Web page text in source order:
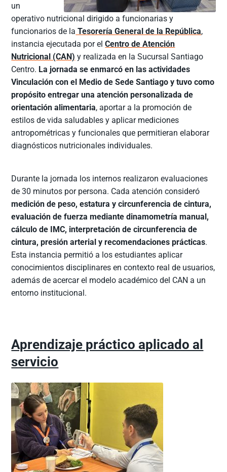
un
operativo nutricional dirigido a funcionarias y
funcionarios de la Tesorería General de la República,
instancia ejecutada por elCentro de Atención
Nutricional (CAN) y realizada en la Sucursal Santiago
Centro. La jornada se enmarcó en las actividades
Vinculación con el Medio de Sede Santiago y tuvo como
propósito entregar una atención personalizada de
orientación alimentaria, aportar a la promoción de
estilos de vida saludables y aplicar mediciones
antropométricas y funcionales que permitieran elaborar
diagnósticos nutricionales individuales.
Durante la jornada los internos realizaron evaluaciones
de 30 minutos por persona. Cada atención consideró
medición de peso, estatura y circunferencia de cintura,
evaluación de fuerza mediante dinamometría manual,
cálculo de IMC, interpretación de circunferencia de
cintura, presión arterial y recomendaciones prácticas.
Esta instancia permitió a los estudiantes aplicar
conocimientos disciplinares en contexto real de usuarios,
además de acercar el modelo académico del CAN a un
entorno institucional.
Aprendizaje práctico aplicado al
servicio